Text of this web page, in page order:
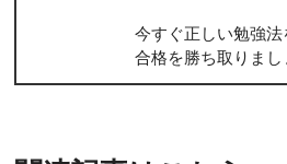
今すぐ正しい勉強
合格を勝ち取りまし